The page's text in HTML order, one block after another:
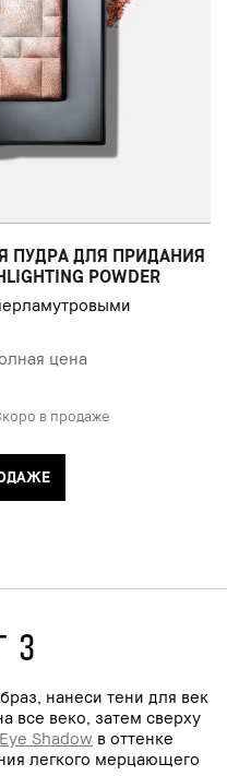
ПУДРА ДЛЯ ПРИДАНИЯ
POWDER
цена
в продаже
3
нанеси тени для век
все веко, затем сверху
Shadow в оттенке
легкого мерцающего